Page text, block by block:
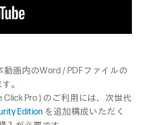
画内のWord / PDFファイルの
。
Click Pro ) のご利用には、次世代
Edition を追加構成いただく